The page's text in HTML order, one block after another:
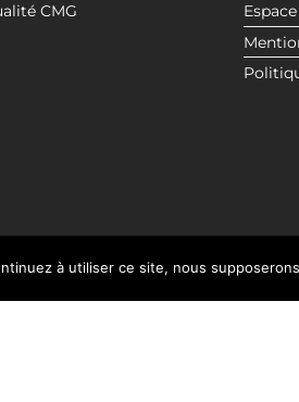
CMG
à utiliser ce site, nous